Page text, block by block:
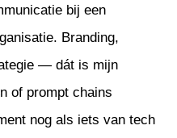
bij een
Branding,
— dát is mijn
of prompt chains
nog als iets van tech